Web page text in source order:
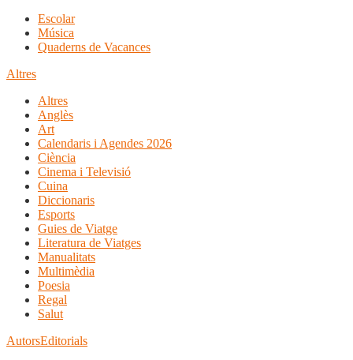
Escolar
Música
Quaderns de Vacances
Altres
Altres
Anglès
Art
Calendaris i Agendes 2026
Ciència
Cinema i Televisió
Cuina
Diccionaris
Esports
Guies de Viatge
Literatura de Viatges
Manualitats
Multimèdia
Poesia
Regal
Salut
AutorsEditorials